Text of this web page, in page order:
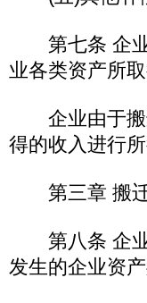
第七条 企业
业各类资产所
企业由于搬
得的收入进行
第三章 搬迁
第八条 企业
发生的企业资